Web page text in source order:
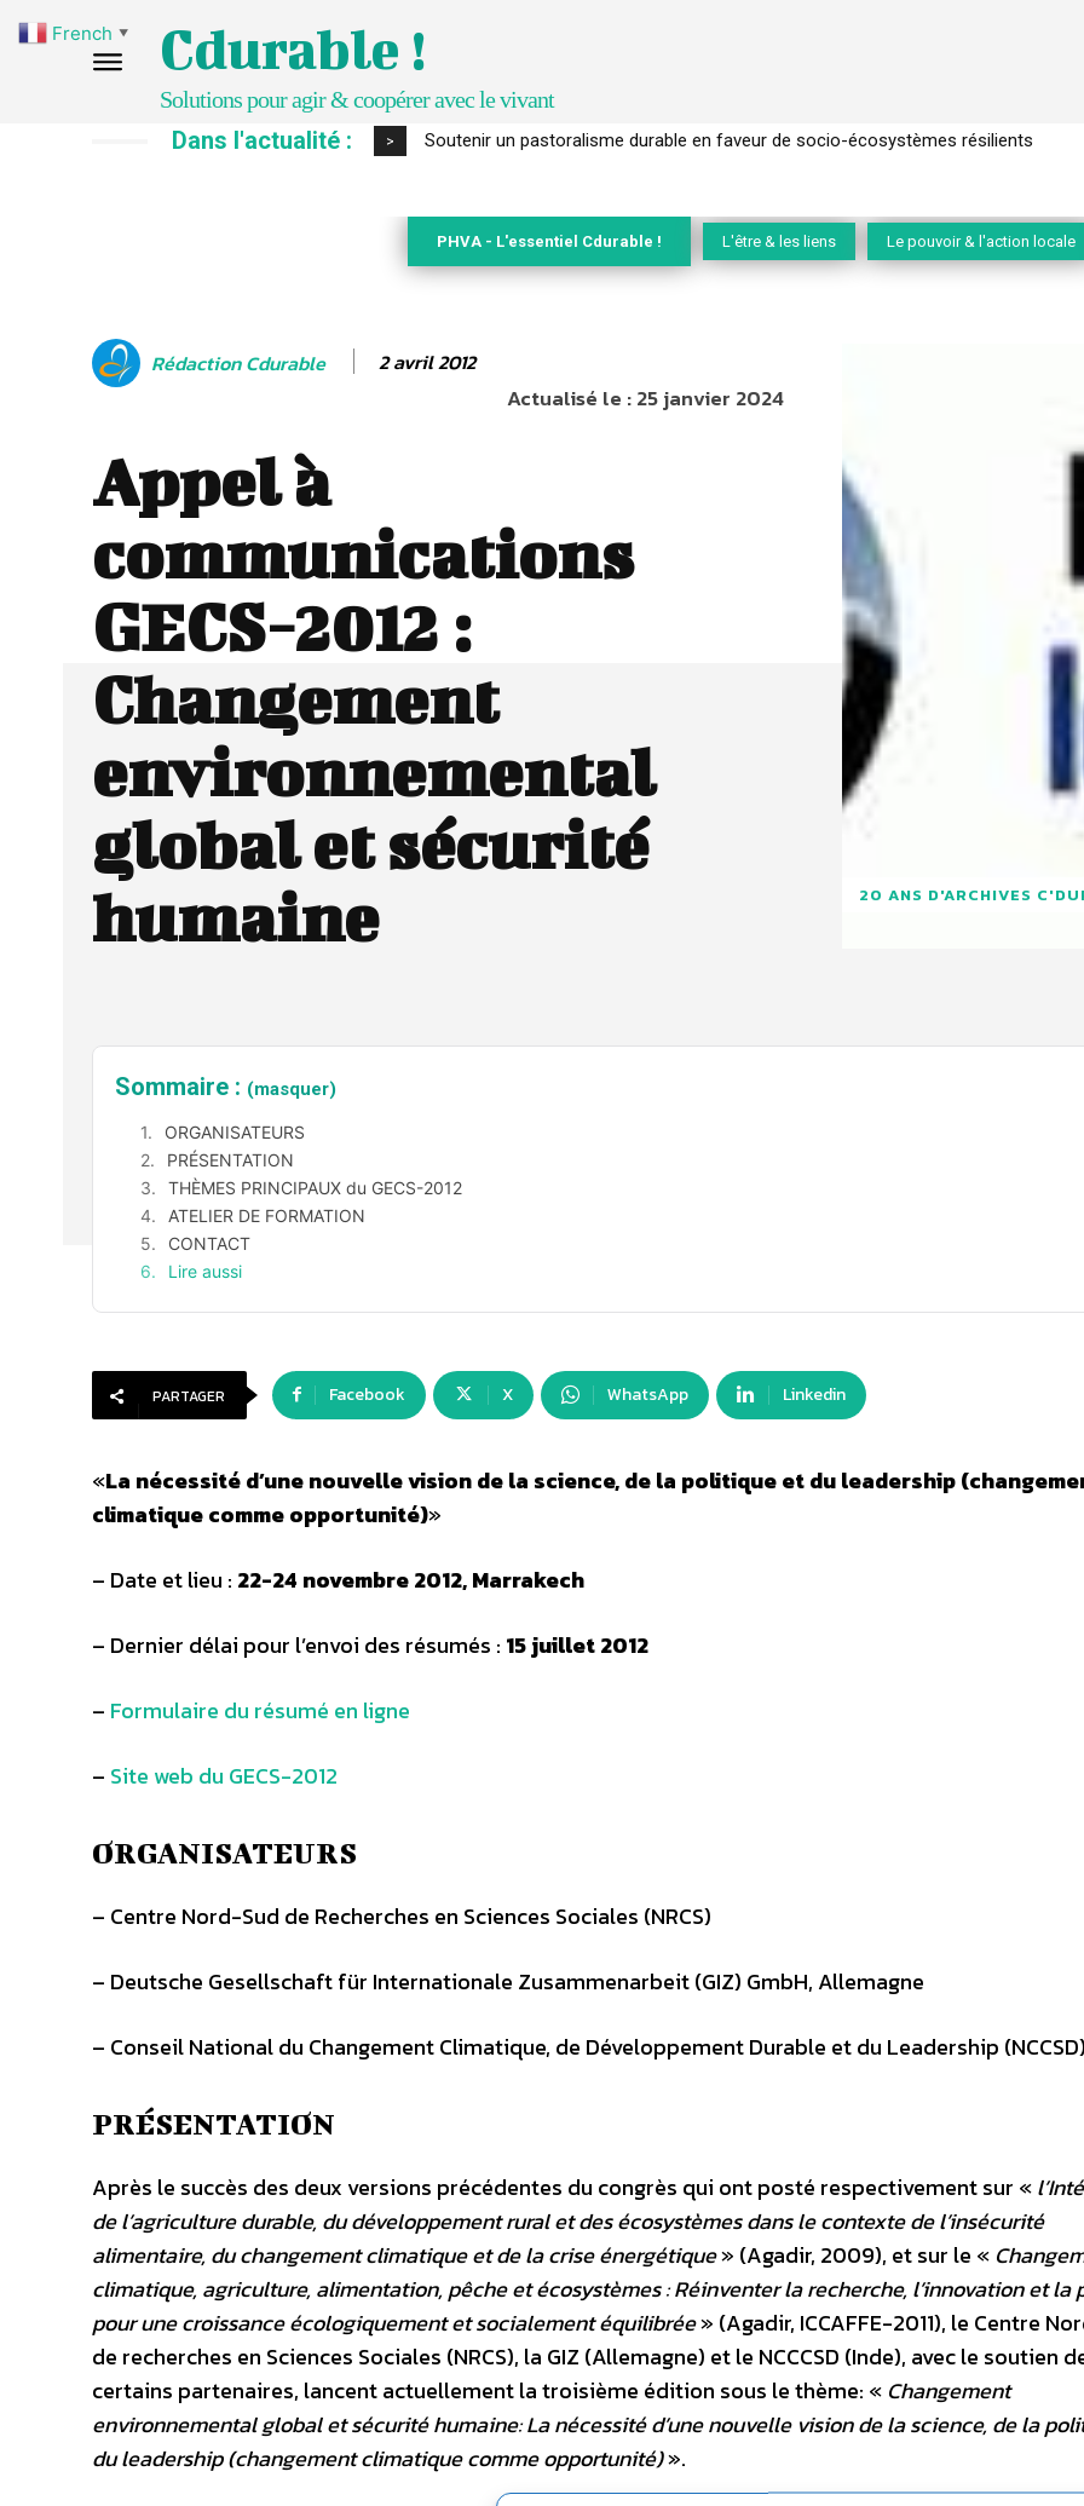
Cdurable !
Solutions pour agir & coopérer avec le vivant
Dans l'actualité : > Soutenir un pastoralisme durable en faveur de socio-écosystèmes résilients
S’inspirer de l’arbre pour un modèle économique régénératif du vivant …
PHVA - L'essentiel Cdurable ! L'être & les liens Le pouvoir & l'action locale
Rédaction Cdurable 2 avril 2012
Actualisé le :25 janvier 2024
Appel à
communications
GECS-2012 :
Changement
environnemental
global et sécurité
humaine
20 ANS D'ARCHIVES
Sommaire : (masquer)
ORGANISATEURS
PRÉSENTATION
THÈMES PRINCIPAUX du GECS-2012
ATELIER DE FORMATION
CONTACT
Lire aussi
PARTAGER Facebook X WhatsApp Linkedin
«La nécessité d’une nouvelle vision de la science, de la politique et du leadership
climatique comme opportunité)»
– Date et lieu : 22-24 novembre 2012, Marrakech
– Dernier délai pour l’envoi des résumés : 15 juillet 2012
– Formulaire du résumé en ligne
– Site web du GECS-2012
ORGANISATEURS
– Centre Nord-Sud de Recherches en Sciences Sociales (NRCS)
– Deutsche Gesellschaft für Internationale Zusammenarbeit (GIZ) GmbH, Allemagne
– Conseil National du Changement Climatique, de Développement Durable et du Leadership
PRÉSENTATION
Après le succès des deux versions précédentes du congrès qui ont posté respectivement sur «
de l’agriculture durable, du développement rural et des écosystèmes dans le contexte de l’insécurité
alimentaire, du changement climatique et de la crise énergétique» (Agadir, 2009), et sur le «
climatique, agriculture, alimentation, pêche et écosystèmes : Réinventer la recherche, l’innovation et la
pour une croissance écologiquement et socialement équilibrée» (Agadir, ICCAFFE-2011), le Centre
de recherches en Sciences Sociales (NRCS), la GIZ (Allemagne) et le NCCCSD (Inde), avec le soutien
certains partenaires, lancent actuellement la troisième édition sous le thème: « Changement
environnemental global et sécurité humaine: La nécessité d’une nouvelle vision de la science, de la
du leadership (changement climatique comme opportunité)».
French ▼